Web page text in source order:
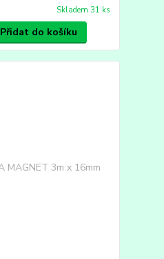
Skladem 31 ks
Přidat do košíku